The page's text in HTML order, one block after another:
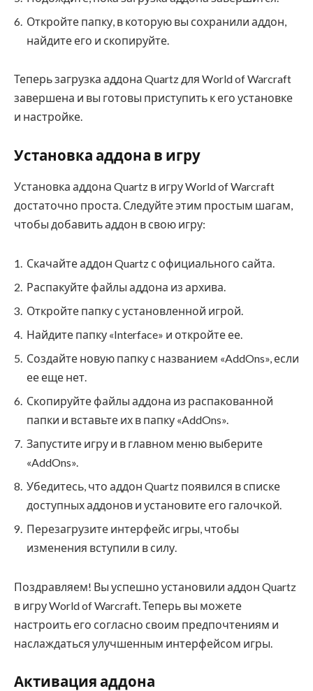
Откройте папку, в которую вы сохранили аддон,
найдите его и скопируйте.
Теперь загрузка аддона Quartz для World of Warcraft
завершена и вы готовы приступить к его установке
и настройке.
Установка аддона в игру
Установка аддона Quartz в игру World of Warcraft
достаточно проста. Следуйте этим простым шагам,
чтобы добавить аддон в свою игру:
Скачайте аддон Quartz с официального сайта.
Распакуйте файлы аддона из архива.
Откройте папку с установленной игрой.
Найдите папку «Interface» и откройте ее.
Создайте новую папку с названием «AddOns», если
ее еще нет.
Скопируйте файлы аддона из распакованной
папки и вставьте их в папку «AddOns».
Запустите игру и в главном меню выберите
«AddOns».
Убедитесь, что аддон Quartz появился в списке
доступных аддонов и установите его галочкой.
Перезагрузите интерфейс игры, чтобы
изменения вступили в силу.
Поздравляем! Вы успешно установили аддон Quartz
в игру World of Warcraft. Теперь вы можете
настроить его согласно своим предпочтениям и
наслаждаться улучшенным интерфейсом игры.
Активация аддона